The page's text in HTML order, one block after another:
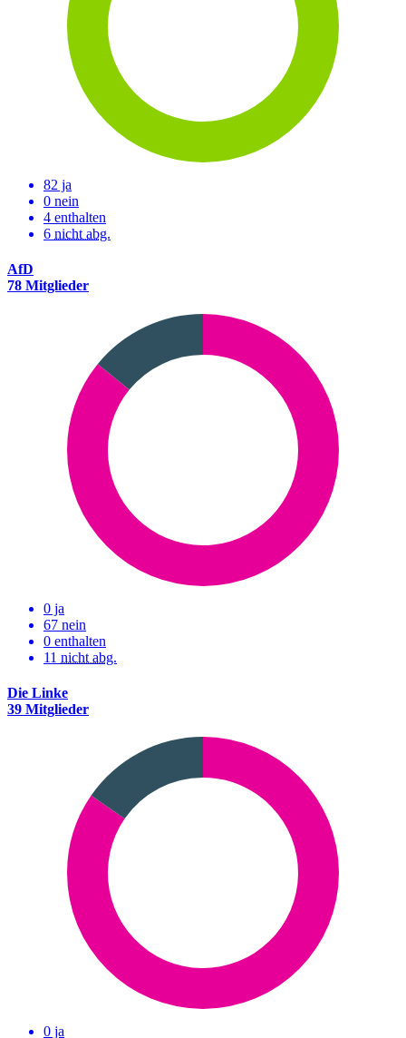
82 ja
0 nein
4 enthalten
6 nicht abg.
AfD
78 Mitglieder
0 ja
67 nein
0 enthalten
11 nicht abg.
Die Linke
39 Mitglieder
0 ja